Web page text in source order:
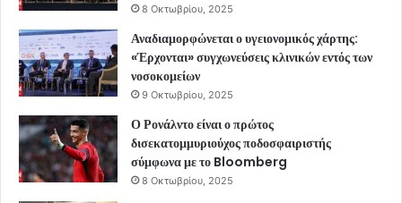
8 Οκτωβρίου, 2025
Αναδιαμορφώνεται ο υγειονομικός χάρτης:
«Έρχονται» συγχωνεύσεις κλινικών εντός των
νοσοκομείων
9 Οκτωβρίου, 2025
Ο Ρονάλντο είναι ο πρώτος
δισεκατομμυριούχος ποδοσφαιριστής
σύμφωνα με το Bloomberg
8 Οκτωβρίου, 2025